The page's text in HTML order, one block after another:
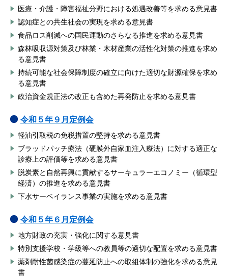
医療・介護・障害福祉分野における処遇改善等を求める意見書
認知症との共生社会の実現を求める意見書
食品ロス削減への国民運動のさらなる推進を求める意見書
森林吸収源対策及び林業・木材産業の活性化対策の推進を求め
る意見書
持続可能な社会保障制度の確立に向けた適切な財源確保を求め
る意見書
政治資金規正法の改正も含めた再発防止を求める意見書
令和５年９ 月定例会
軽油引取税の免税措置の堅持を求める意見書
ブラッドパッチ療法（硬膜外自家血注入療法）に対する適正な
診療上の評価等を求める意見書
脱炭素と自然再興に貢献するサーキュラーエコノミー（循環型
経済）の推進を求める意見書
下水サーベイランス事業の実施を求める意見書
令和５年６ 月定例会
地方財政の充実・強化に関する意見書
特別支援学校・学級等への教員等の適切な配置を求める意見書
薬剤耐性菌感染症の蔓延防止への取組体制の強化を求める意見
書